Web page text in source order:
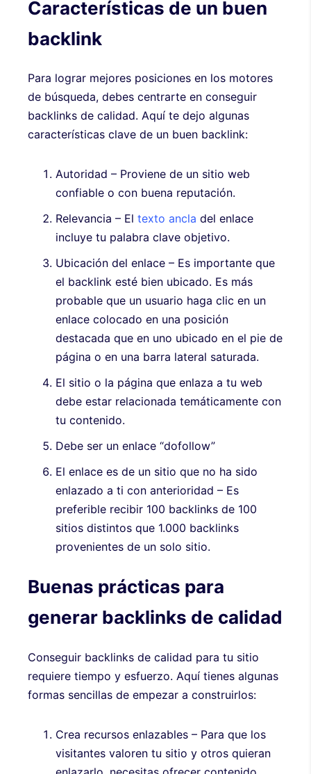
Características de un buen
backlink
Para lograr mejores posiciones en los motores
de búsqueda, debes centrarte en conseguir
backlinks de calidad. Aquí te dejo algunas
características clave de un buen backlink:
Autoridad – Proviene de un sitio web
confiable o con buena reputación.
Relevancia – El texto ancla del enlace
incluye tu palabra clave objetivo.
Ubicación del enlace – Es importante que
el backlink esté bien ubicado. Es más
probable que un usuario haga clic en un
enlace colocado en una posición
destacada que en uno ubicado en el pie de
página o en una barra lateral saturada.
El sitio o la página que enlaza a tu web
debe estar relacionada temáticamente con
tu contenido.
Debe ser un enlace “dofollow”
El enlace es de un sitio que no ha sido
enlazado a ti con anterioridad – Es
preferible recibir 100 backlinks de 100
sitios distintos que 1.000 backlinks
provenientes de un solo sitio.
Buenas prácticas para
generar backlinks de calidad
Conseguir backlinks de calidad para tu sitio
requiere tiempo y esfuerzo. Aquí tienes algunas
formas sencillas de empezar a construirlos:
Crea recursos enlazables – Para que los
visitantes valoren tu sitio y otros quieran